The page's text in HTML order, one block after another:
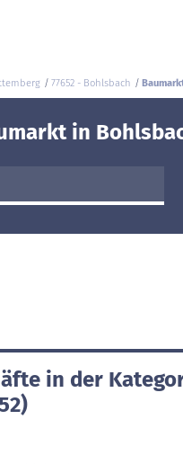
77652 - Bohlsbach
in
in der